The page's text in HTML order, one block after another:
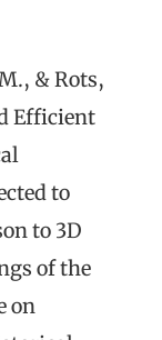
& Rots,
Efficient
to
to 3D
of the
on